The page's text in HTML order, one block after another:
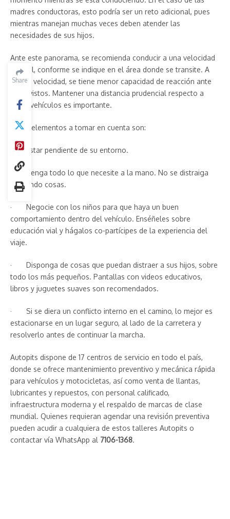
Share
madres conductoras, esto podría ser un reto adicional, pues
mientras manejan muchas veces deben atender las
necesidades de sus hijos.
Ante este panorama, se recomienda conducir a una velocidad
normal, conforme se indique en el área donde se transite. A
mayor velocidad, se tiene menor capacidad de reacción ante
imprevistos. Mantener una distancia prudencial respecto a
otros vehículos es importante.
Otros elementos a tomar en cuenta son:
· Estar pendiente de su entorno.
· Tenga todo lo que necesite a la mano. No se distraiga
buscando cosas.
· Negocie con los niños para que haya un buen
comportamiento dentro del vehículo. Enséñeles sobre
educación vial y hágalos co-partícipes de la experiencia del
viaje.
· Disponga de cosas que puedan distraer a sus hijos, sobre
todo los más pequeños. Pantallas con videos educativos,
libros y juguetes suaves son recomendados.
· Si se diera un conflicto interno en el camino, lo mejor es
estacionarse en un lugar seguro, al lado de la carretera y
resolverlo antes de continuar la marcha.
Autopits dispone de 17 centros de servicio en todo el país,
donde se ofrece mantenimiento preventivo y mecánica rápida
para vehículos y motocicletas, así como venta de llantas,
lubricantes y repuestos, con personal calificado,
infraestructura moderna y el respaldo de marcas de clase
mundial. Quienes requieran agendar una revisión preventiva
pueden acudir a cualquiera de estos talleres Autopits o
contactar vía WhatsApp al 7106-1368.